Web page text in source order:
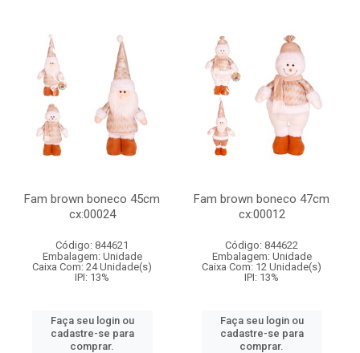
Fam brown boneco 45cm
cx:00024
Código: 844621
Embalagem: Unidade
Caixa Com: 24 Unidade(s)
IPI: 13%
Faça seu login ou
cadastre-se para
comprar.
Fam brown boneco 47cm
cx:00012
Código: 844622
Embalagem: Unidade
Caixa Com: 12 Unidade(s)
IPI: 13%
Faça seu login ou
cadastre-se para
comprar.